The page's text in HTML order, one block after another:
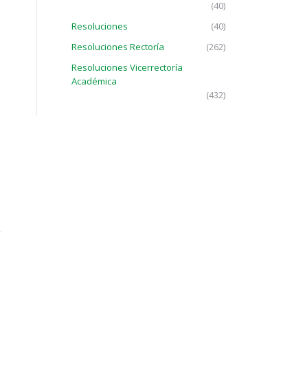
(40)
Resoluciones
(40)
Resoluciones Rectoría
(262)
Resoluciones Vicerrectoría
Académica
(432)